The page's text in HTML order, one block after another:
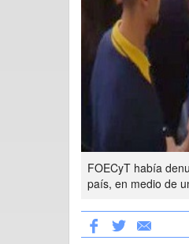
FOECyT había
país, en medio de